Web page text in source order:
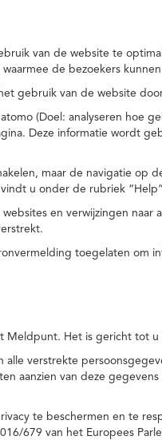
van de website te
de bezoekers
gebruik van de website
(Doel: analyseren hoe
Deze informatie wordt
maar de navigatie op
u onder de rubriek
en verwijzingen
toegelaten om
Het is gericht tot
verstrekte
aanzien van deze
te beschermen en te
679 van het Europees